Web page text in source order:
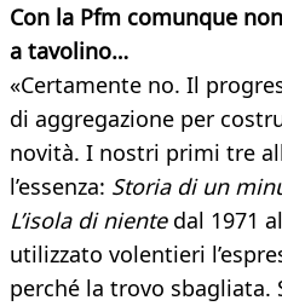
Con la Pfm comunque
a tavolino…
«Certamente no. Il
di aggregazione per
novità. I nostri primi tre
l’essenza: Storia di un
L’isola di nientedal 1971
utilizzato volentieri
perché la trovo sbagliata.